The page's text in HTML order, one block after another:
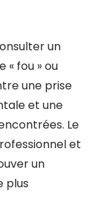
un
fou » ou
une prise
et une
Le
et
un
plus